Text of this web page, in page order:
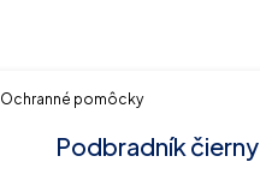
Ochranné pomôcky
Podbradník čierny